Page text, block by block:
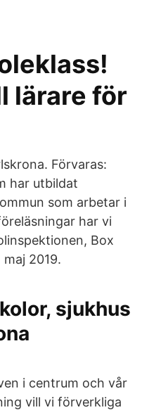
lärare för
Förvaras:
har utbildat
som arbetar i
har vi
Box
2019.
sjukhus
i centrum och vår
vill vi förverkliga